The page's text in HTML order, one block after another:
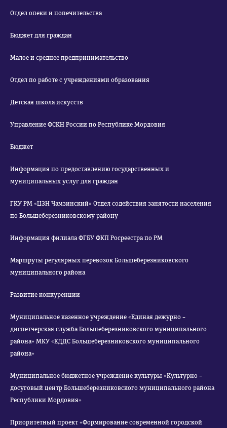
Отдел опеки и попечительства
Бюджет для граждан
Малое и среднее предпринимательство
Отдел по работе с учреждениями образования
Детская школа искусств
Управление ФСКН России по Республике Мордовия
Бюджет
Информация по предоставлению государственных и
муниципальных услуг для граждан
ГКУ РМ «ЦЗН Чамзинский» Отдел содействия занятости населения
по Большеберезниковскому району
Информация филиала ФГБУ ФКП Росреестра по РМ
Маршруты регулярных перевозок Большеберезниковского
муниципального района
Развитие конкуренции
Муниципальное казенное учреждение «Единая дежурно –
диспетчерская служба Большеберезниковского муниципального
района» МКУ «ЕДДС Большеберезниковского муниципального
района»
Муниципальное бюджетное учреждение культуры «Культурно –
досуговый центр Большеберезниковского муниципального района
Республики Мордовия»
Приоритетный проект «Формирование современной городской